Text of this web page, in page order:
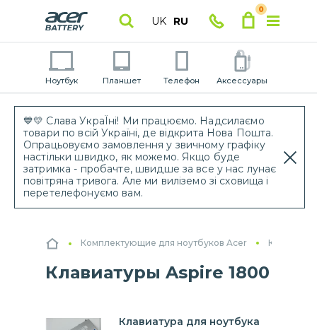
💙💛 Слава УкраЇні! Ми працюємо. Надсилаємо
товари по всій Україні, де відкрита Нова Пошта.
Опрацьовуємо замовлення у звичному графіку
настільки швидко, як можемо. Якщо буде
затримка - пробачте, швидше за все у нас лунає
повітряна тривога. Але ми виліземо зі сховища і
перетелефонуємо вам.
UK RU
0
Ноутбук Планшет Телефон Аксессуары
Комплектующие для ноутбуков Acer
Клавиатуры Aspire 1800
Клавиатура для ноутбука